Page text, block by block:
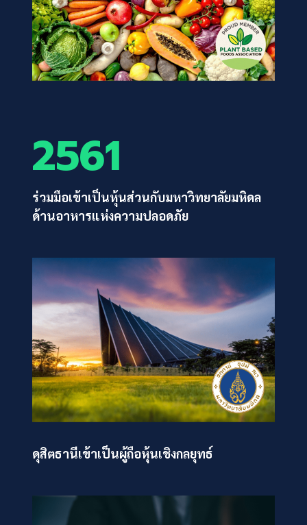
2561
ร่วมมือเข้าเป็นหุ้นส่วนกับมหาวิทยาลัยมหิดล
ด้านอาหารแห่งความปลอดภัย
ดุสิตธานีเข้าเป็นผู้ถือหุ้นเชิงกลยุทธ์